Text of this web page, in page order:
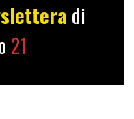
di
21